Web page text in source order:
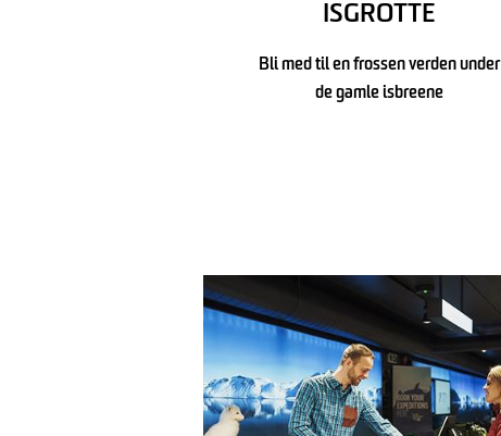
ISGROTTE
Bli med til en frossen verden under
de gamle isbreene